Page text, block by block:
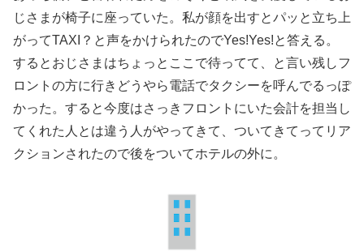
じさまが椅子に座っていた。私が顔を出すとパッと立ち上
がってTAXI？と声をかけられたのでYes!Yes!と答える。
するとおじさまはちょっとここで待ってて、と言い残しフ
ロントの方に行きどうやら電話でタクシーを呼んでるっぽ
かった。すると今度はさっきフロントにいた会計を担当し
てくれた人とは違う人がやってきて、ついてきてってリア
クションされたので後をついてホテルの外に。